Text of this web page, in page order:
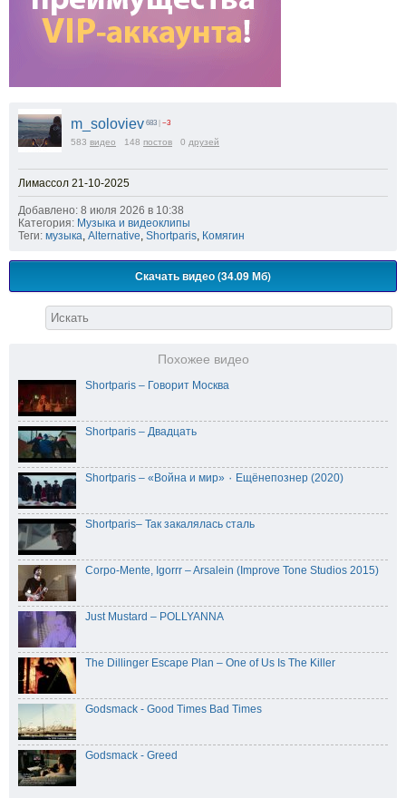
m_soloviev 683 −3
583 видео 148 постов 0 друзей
Лимассол 21-10-2025
Добавлено: 8 июля 2026 в 10:38
Категория: Музыка и видеоклипы
Теги: музыка, Alternative, Shortparis, Комягин
Скачать видео (34.09 Мб)
Похожее видео
Shortparis – Говорит Москва
Shortparis – Двадцать
Shortparis – «Война и мир» ٠ Ещёнепознер (2020)
Shortparis– Так закалялась сталь
Corpo-Mente, Igorrr – Arsalein (Improve Tone Studios 2015)
Just Mustard – POLLYANNA
The Dillinger Escape Plan – One of Us Is The Killer
Godsmack - Good Times Bad Times
Godsmack - Greed